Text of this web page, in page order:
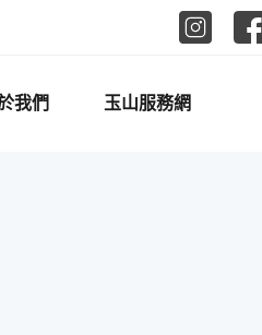
我們 玉山服務網